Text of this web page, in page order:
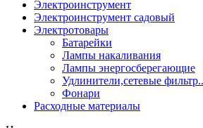
Электроинструмент
Электроинструмент садовый
Электротовары
Батарейки
Лампы накаливания
Лампы энергосберегающие
Удлинители,сетевые
Фонари
Расходные материалы